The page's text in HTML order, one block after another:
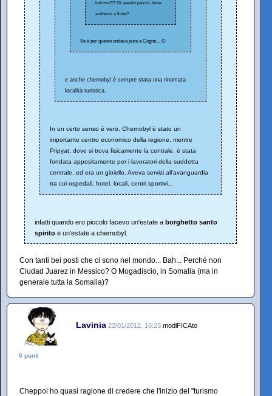
turismo?!? Di questo passo, dove
andremo a finire?
Se è per questo andava pure a Cogne... :D
e anche chernobyl è sempre stata una rinomata
località turistica.
In un certo senso è vero. Chernobyl è stato un
importante centro economico della regione, mentre
Pripyat, dove si trova fisicamente la centrale, è stata
fondata appositamente per i lavoratori della suddetta
centrale, ed era un gioiello. Aveva servizi all'avanguardia
tra cui ospedali, hotel, locali, centri sportivi...
infatti quando ero piccolo facevo un'estate a borghetto santo
spirito e un'estate a chernobyl.
Con tanti bei posti che ci sono nel mondo... Bah... Perché non
Ciudad Juarez in Messico? O Mogadiscio, in Somalia (ma in
generale tutta la Somalia)?
Lavinia 22/01/2012, 16:23 modiFICAto
0 punti
Cheppoi ho quasi ragione di credere che l'inizio del "turismo